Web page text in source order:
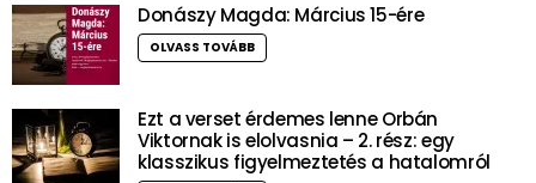
Donászy Magda: Március 15-ére
OLVASS TOVÁBB
Ezt a verset érdemes lenne Orbán
Viktornak is elolvasnia – 2. rész: egy
klasszikus figyelmeztetés a hatalomról